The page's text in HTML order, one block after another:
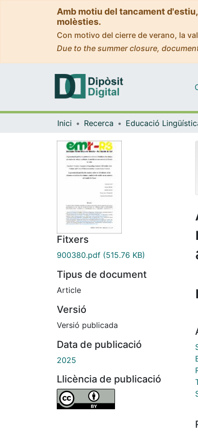
Amb motiu del tancament
molèsties.
Con motivo del cierre de verano, la
Due to the summer closure,
Inici Recerca
Fitxers
900380.pdf (515.76 KB)
Tipus de document
Article
Versió
Versió publicada
Data de publicació
2025
Llicència de publicació